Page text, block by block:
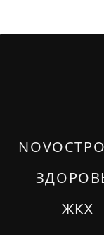
ЖКХ